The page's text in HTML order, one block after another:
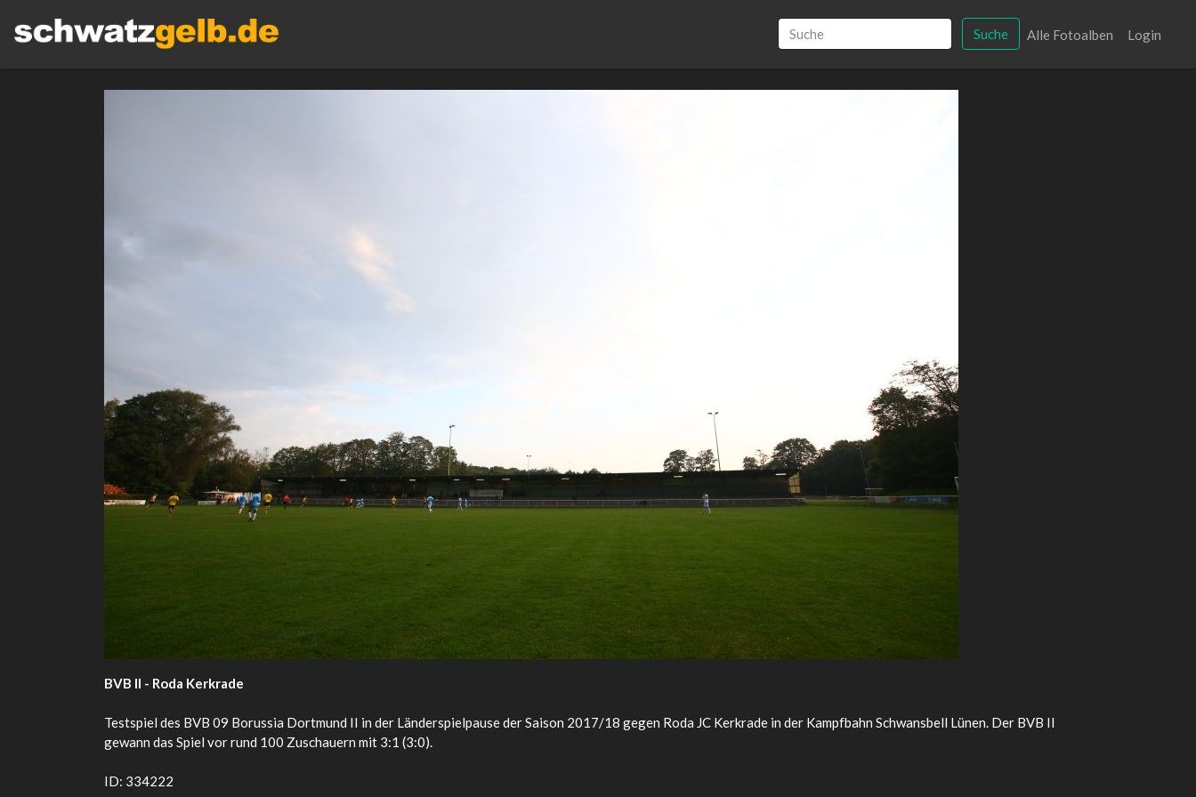
Suche Alle Fotoalben Login
BVB II - Roda Kerkrade
Testspiel des BVB 09 Borussia Dortmund II in der Länderspielpause der Saison 2017/18 gegen Roda JC Kerkrade in der Kampfbahn Schwansbell Lünen. Der BVB II
gewann das Spiel vor rund 100 Zuschauern mit 3:1 (3:0).
ID: 334222